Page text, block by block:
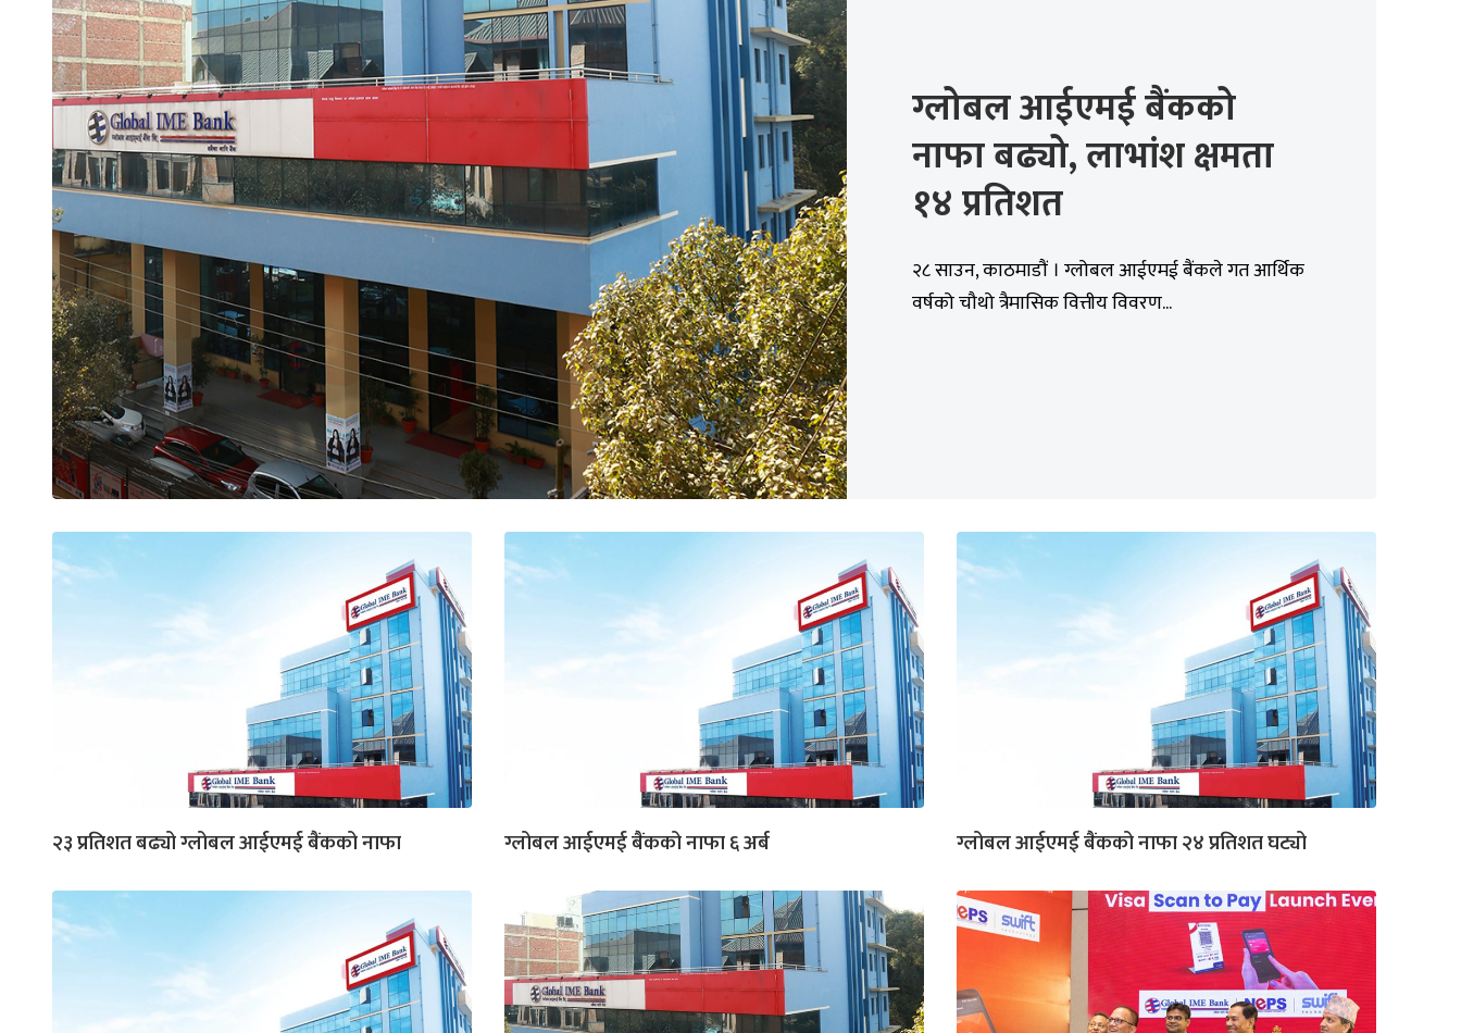
ग्लोबल आईएमई बैंकको
नाफा बढ्यो, लाभांश क्षमता
१४ प्रतिशत
२८ साउन, काठमाडौं । ग्लोबल आईएमई बैंकले गत आर्थिक
वर्षको चौथो त्रैमासिक वित्तीय विवरण...
२३ प्रतिशत बढ्यो ग्लोबल आईएमई बैंकको नाफा ग्लोबल आईएमई बैंकको नाफा ६ अर्ब ग्लोबल आईएमई बैंकको नाफा २४ प्रतिशत घट्यो